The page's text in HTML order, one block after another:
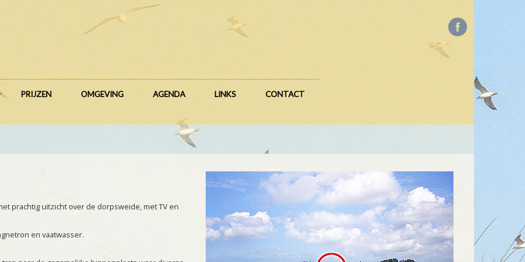
PRIJZEN OMGEVING AGENDA LINKS CONTACT
prachtig uitzicht over de dorpsweide, met TV en
en vaatwasser.